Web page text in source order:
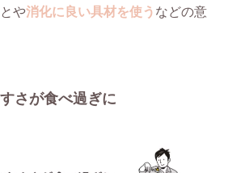
や消化に良い具材を使う などの意
さが食べ過ぎに